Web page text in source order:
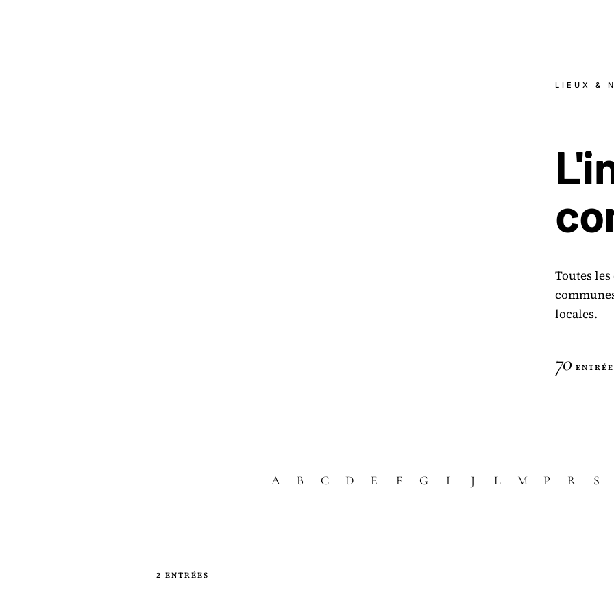
LIEUX &
L'
Toutes
locales.
70
A B C D E F G I J L M P R S
2 ENTRÉES